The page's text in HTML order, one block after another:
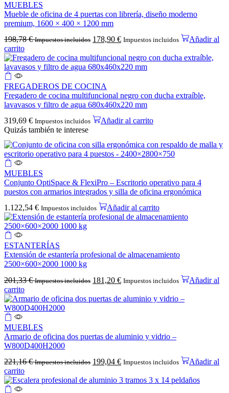
MUEBLES
Mueble de oficina de 4 puertas con librería, diseño moderno
premium, 1600 × 400 × 1200 mm
198,78€ Impuestos incluidos 178,90 € Impuestos incluidos
Añadir al
carrito
FREGADEROS DE COCINA
Fregadero de cocina multifuncional negro con ducha extraíble,
lavavasos y filtro de agua 680x460x220 mm
319,69 € Impuestos incluidos
Añadir al carrito
Quizás también te interese
MUEBLES
Conjunto OptiSpace & FlexiPro – Escritorio operativo para 4
puestos con armarios integrados y silla de oficina ergonómica
1.122,54 € Impuestos incluidos Añadir al carrito
ESTANTERÍAS
Extensión de estantería profesional de almacenamiento
2500×600×2000 1000 kg
201,33€ Impuestos incluidos 181,20 € Impuestos incluidos
Añadir al
carrito
MUEBLES
Armario de oficina dos puertas de aluminio y vidrio –
W800D400H2000
221,16€ Impuestos incluidos 199,04 € Impuestos incluidos
Añadir al
carrito